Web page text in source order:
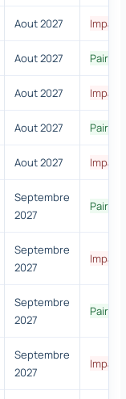
Aout 2027 Impaire
Aout 2027 Paire
Aout 2027 Impaire
Aout 2027 Paire
Aout 2027 Impaire
Septembre
2027
Paire
Septembre
2027
Impaire
Septembre
2027
Paire
Septembre
2027
Impaire